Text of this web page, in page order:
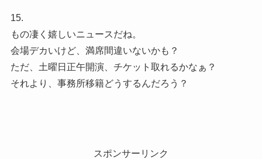
15.
もの凄く嬉しいニュースだね。
会場デカいけど、満席間違いないかも？
ただ、土曜日正午開演、チケット取れるかなぁ？
それより、事務所移籍どうするんだろう？
スポンサーリンク